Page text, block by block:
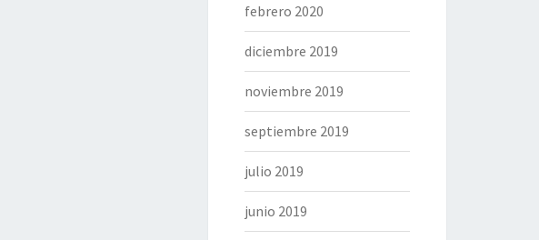
febrero 2020
diciembre 2019
noviembre 2019
septiembre 2019
julio 2019
junio 2019